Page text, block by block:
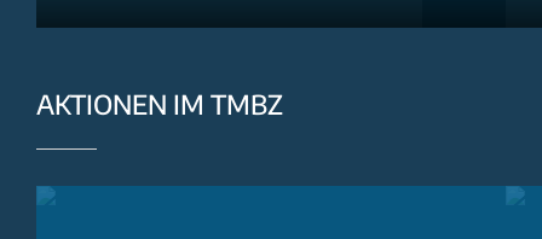
AKTIONEN IM TMBZ